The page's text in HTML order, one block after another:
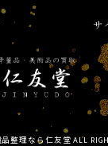
サ
整理なら仁友堂 ALL